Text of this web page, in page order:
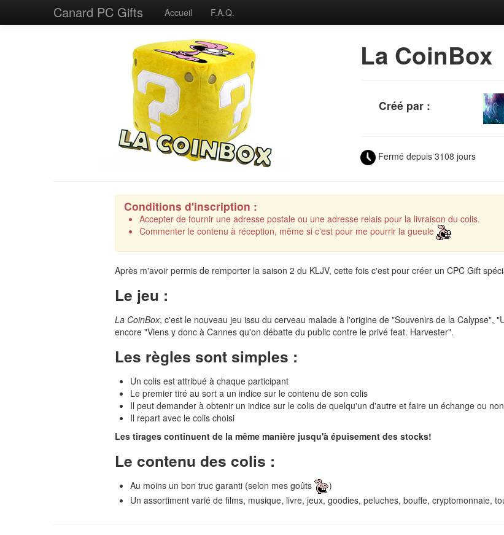
Canard PC Gifts Accueil F.A.Q.
La CoinBox
Créé par :
Fermé depuis 3108 jours
Conditions d'inscription :
Accepter de fournir une adresse postale ou une adresse relais pour la livraison du colis.
Commenter le contenu à réception, même si c'est pour me pourrir la gueule
Après m'avoir permis de remporter la saison 2 du KLJV, cette fois c'est pour créer un CPC Gift
Le jeu :
La CoinBox, c'est le nouveau jeu issu du cerveau malade à l'origine de "Souvenirs de la Calypse",
encore "Viens y donc à Cannes qu'on débatte du public contre le privé feat. Harvester".
Les règles sont simples :
Un colis est attribué à chaque participant
Le premier tiré au sort a un indice sur le contenu de son colis
Il peut demander à obtenir un indice sur le colis de quelqu'un d'autre et faire un échange ou non
Il repart avec le colis choisi
Les tirages continuent de la même manière jusqu'à épuisement des stocks!
Le contenu des colis :
Au moins un bon truc garanti (selon mes goûts
)
Un assortiment varié de films, musique, livre, jeux, goodies, peluches, bouffe, cryptomonnaie,